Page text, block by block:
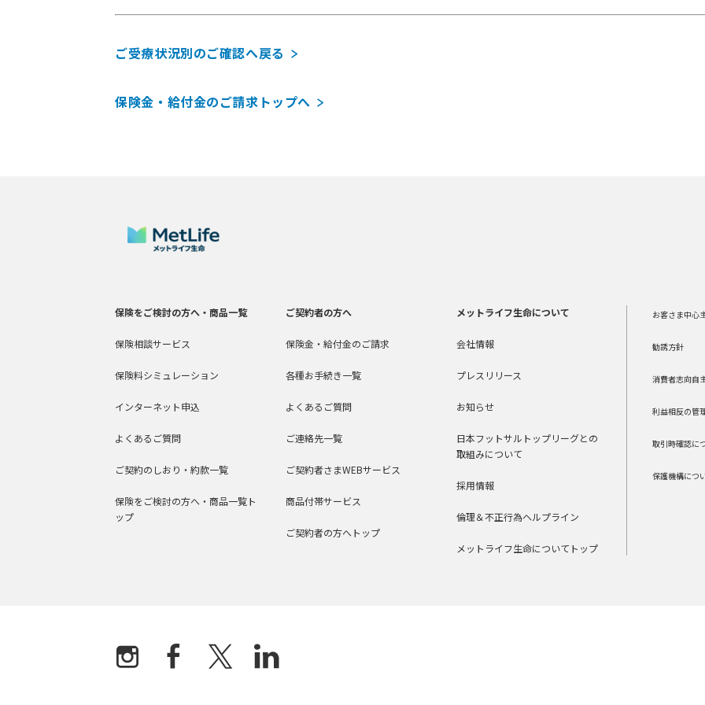
ご受療状況別のご確認へ戻る
保険金・給付金のご請求トップへ
保険をご検討の方へ・商品一覧
保険相談サービス
保険料シミュレーション
インターネット申込
よくあるご質問
ご契約のしおり・約款一覧
保険をご検討の方へ・商品一覧ト
ップ
ご契約者の方へ
保険金・給付金のご請求
各種お手続き一覧
よくあるご質問
ご連絡先一覧
ご契約者さまWEBサービス
商品付帯サービス
ご契約者の方へトップ
メットライフ生命について
会社情報
プレスリリース
お知らせ
日本フットサルトップリーグとの
取組みについて
採用情報
倫理＆不正行為ヘルプライン
メットライフ生命についてトップ
お客さま中心
勧誘方針
消費者志向自
利益相反の管
取引時確認に
保護機構につ